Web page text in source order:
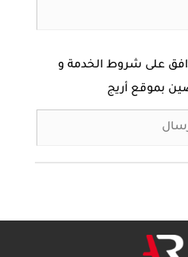
على شروط الخدمة و
بموقع أريج